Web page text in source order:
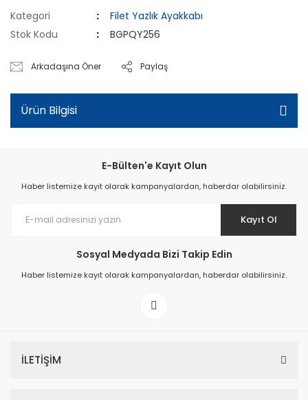
Kategori
Filet Yazlık Ayakkabı
Stok Kodu
BGPQY256
Arkadaşına Öner Paylaş
Ürün Bilgisi
E-Bülten'e Kayıt Olun
Haber listemize kayıt olarak kampanyalardan, haberdar olabilirsiniz.
Kayıt Ol
Sosyal Medyada Bizi Takip Edin
Haber listemize kayıt olarak kampanyalardan, haberdar olabilirsiniz.
İLETİŞİM